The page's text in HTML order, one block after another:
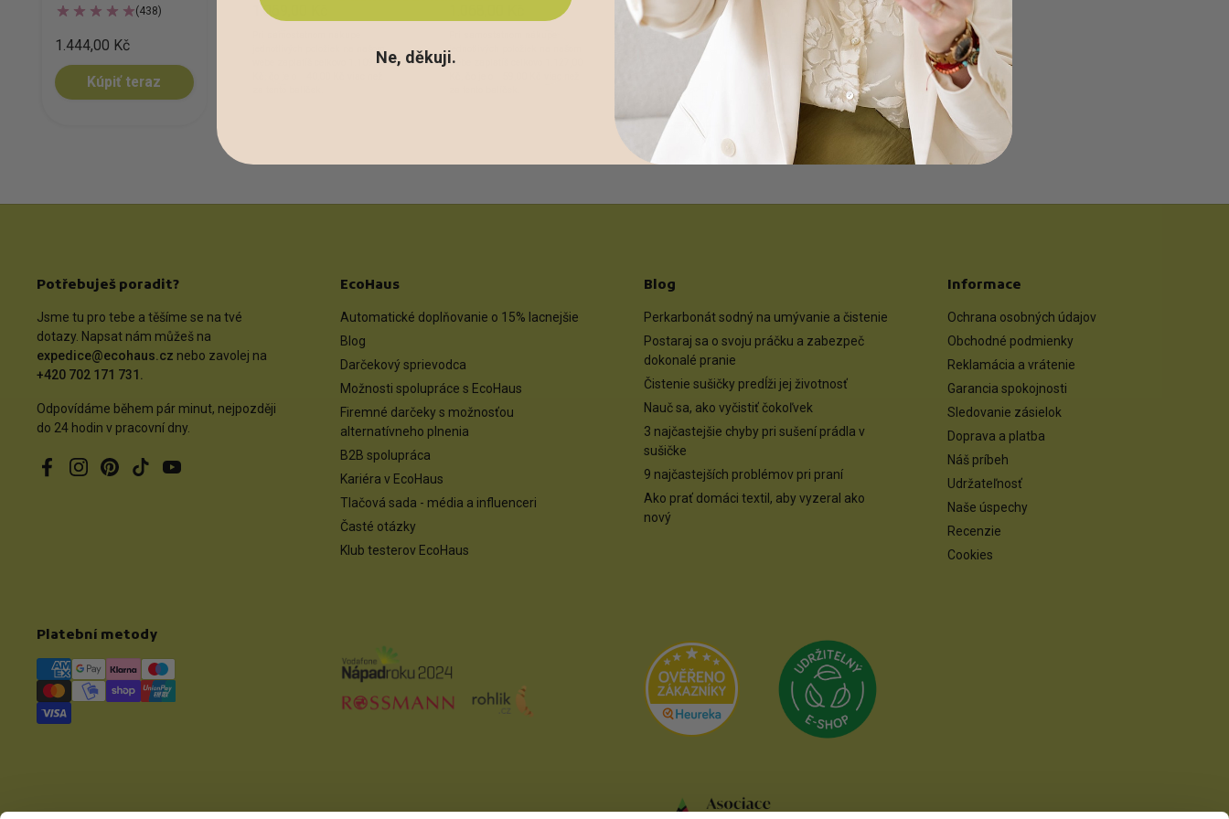
(438)
1.444,00 Kč
Kúpiť teraz
1.069,00 Kč
jednotlivých položiek na našom
1.109,00
jednotlivých položiek na našom
webe zaplatíš celkovo
34.900,00 Kč/l
Potřebuješ poradit?
Jsme tu pro tebe a těšíme se na tvé
dotazy. Napsat nám můžeš na
expedice@ecohaus.cz nebo zavolej na
+420 702 171 731.
Odpovídáme během pár minut, nejpozději
do 24 hodin v pracovní dny.
FacebookInstagram
PinterestTikTokYouTube
EcoHaus
Automatické doplňovanie o 15% lacnejšie
Blog
Darčekový sprievodca
Možnosti spolupráce s EcoHaus
Firemné darčeky s možnosťou
alternatívneho plnenia
B2B spolupráca
Kariéra v EcoHaus
Tlačová sada - média a influenceri
Časté otázky
Klub testerov EcoHaus
Blog
Perkarbonát sodný na umývanie a čistenie
Postaraj sa o svoju práčku a zabezpeč
dokonalé pranie
Čistenie sušičky predĺži jej životnosť
Nauč sa, ako vyčistiť čokoľvek
3 najčastejšie chyby pri sušení prádla v
sušičke
9 najčastejších problémov pri praní
Ako prať domáci textil, aby vyzeral ako
nový
Informace
Ochrana osobných údajov
Obchodné podmienky
Reklamácia a vrátenie
Garancia spokojnosti
Sledovanie zásielok
Doprava a platba
Náš príbeh
Udržateľnosť
Naše úspechy
Recenzie
Cookies
Platební metody
Přejít na Heureka.cz
Ne, děkuji.